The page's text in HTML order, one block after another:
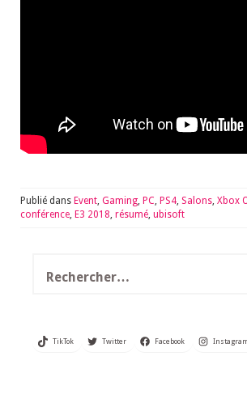
Publié dans Event, Gaming, PC, PS4, Salons, Xbox
conférence, E3 2018, résumé, ubisoft
TikTok Twitter Facebook